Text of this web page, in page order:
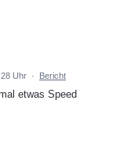
Uhr · Bericht
etwas Speed